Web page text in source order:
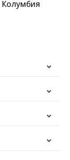
Колумбия